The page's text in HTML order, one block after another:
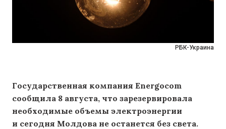
РБК-Украина
Государственная компания Energocom
сообщила 8 августа, что зарезервировала
необходимые объемы электроэнергии
и сегодня Молдова не останется без света.